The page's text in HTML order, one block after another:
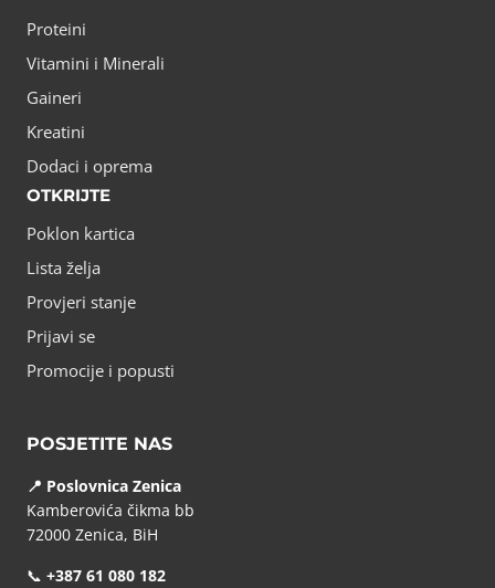
Proteini
Vitamini i Minerali
Gaineri
Kreatini
Dodaci i oprema
OTKRIJTE
Poklon kartica
Lista želja
Provjeri stanje
Prijavi se
Promocije i popusti
POSJETITE NAS
📍 Poslovnica Zenica
Kamberovića čikma bb
72000 Zenica, BiH
📞 +387 61 080 182